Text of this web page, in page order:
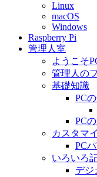
Linux
macOS
Windows
Raspberry Pi
管理人室
ようこそ
管理人の
基礎知識
PC
PC
カスタマ
PC
いろいろ
デジ